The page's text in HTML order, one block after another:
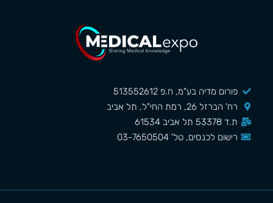
פורום מדיה בע"מ, ח.פ 513552612
רח' הברזל 26, רמת החי"ל, תל אביב
ת.ד 53378 תל אביב 61534
רישום לכנסים, טל' 03-7650504